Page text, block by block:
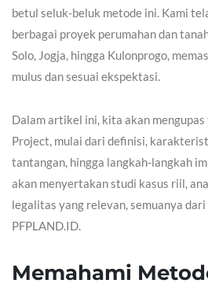
betul seluk-beluk metode ini. Kami
berbagai proyek perumahan dan
Solo, Jogja, hingga Kulonprogo,
mulus dan sesuai ekspektasi.
Dalam artikel ini, kita akan
Project, mulai dari definisi,
tantangan, hingga langkah-langkah
akan menyertakan studi kasus riil,
legalitas yang relevan, semuanya
PFPLAND.ID.
Memahami